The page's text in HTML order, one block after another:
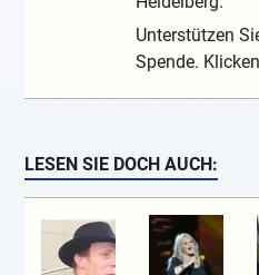
Unterstützen
Spende.
LESEN SIE DOCH AUCH: